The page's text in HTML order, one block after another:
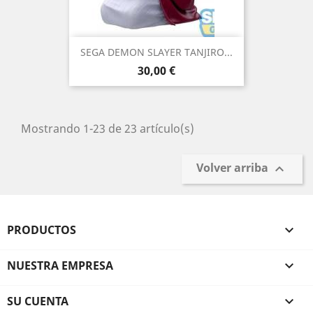
SEGA DEMON SLAYER TANJIRO...
Precio
30,00 €
Mostrando 1-23 de 23 artículo(s)
Volver arriba 
PRODUCTOS 
NUESTRA EMPRESA 
SU CUENTA 